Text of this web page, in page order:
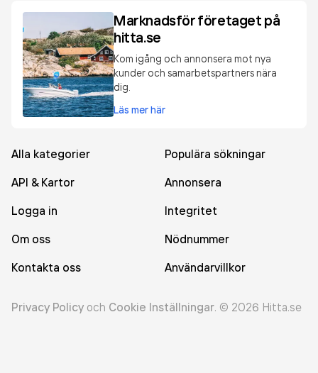
Marknadsför företaget på
hitta.se
Kom igång och annonsera mot nya
kunder och samarbetspartners nära
dig.
Läs mer här
Alla kategorier
Populära sökningar
API & Kartor
Annonsera
Logga in
Integritet
Om oss
Nödnummer
Kontakta oss
Användarvillkor
Privacy Policy och Cookie Inställningar. © 2026 Hitta.se